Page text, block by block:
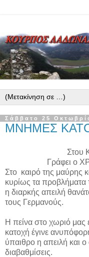
Σάββατο 25
ΜΝΗΜΕΣ
Στου
Γράφει ο
Στο καιρό της μαύρης
κυρίως τα προβλήματα
η διαρκής απειλή
τους Γερμανούς.
Η πείνα στο χωριό
κατοχή έγινε
ύπαιθρο η απειλή και
διαβαθμίσεις.